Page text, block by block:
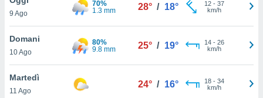
è
al sito
di
ci
di
9 Ago
70%
1.3 mm
28° / 18° 12- 37
km/h
Domani
10 Ago
80%
9.8 mm
25° / 19° 14- 26
km/h
Martedì
11 Ago
24° / 16° 18- 34
km/h